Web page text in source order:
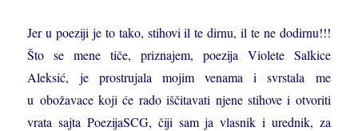
Jer u poeziji je to tako, stihovi il te dirnu, il te ne dodirnu!!!
Što se mene tiče, priznajem, poezija Violete Salkice
Aleksić, je prostrujala mojim venama i svrstala me
u obožavace koji će rado iščitavati njene stihove i otvoriti
vrata sajta PoezijaSCG, čiji sam ja vlasnik i urednik, za